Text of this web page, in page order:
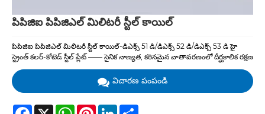
పిపిజిఐ పిపిజిఎల్ మిలిటరీ స్టీల్ కాయిల్
పిపిజిఐ పిపిజిఎల్ మిలిటరీ స్టీల్ కాయిల్-డిఎక్స్ 51 డి/డిఎక్స్ 52 డి/డిఎక్స్ 53 డి హై
స్ట్రెంత్ కలర్-కోటెడ్ స్టీల్ ప్లేట్ —— సైనిక నాణ్యత, కఠినమైన వాతావరణంలో దీర్ఘకాలిక రక్షణ
విచారణ పంపండి
Facebook
X WhatsAppPinterestLinkedIn